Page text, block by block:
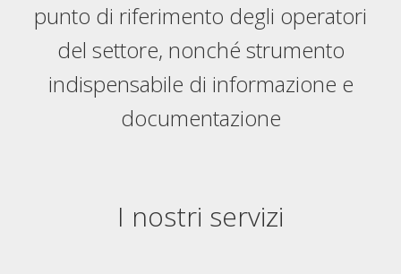
punto di riferimento degli operatori
del settore, nonché strumento
indispensabile di informazione e
documentazione
I nostri servizi